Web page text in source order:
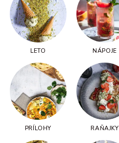
LETO NÁPOJE
PRÍLOHY RAŇAJKY